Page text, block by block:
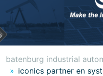
batenburg industrial
iconics partner en